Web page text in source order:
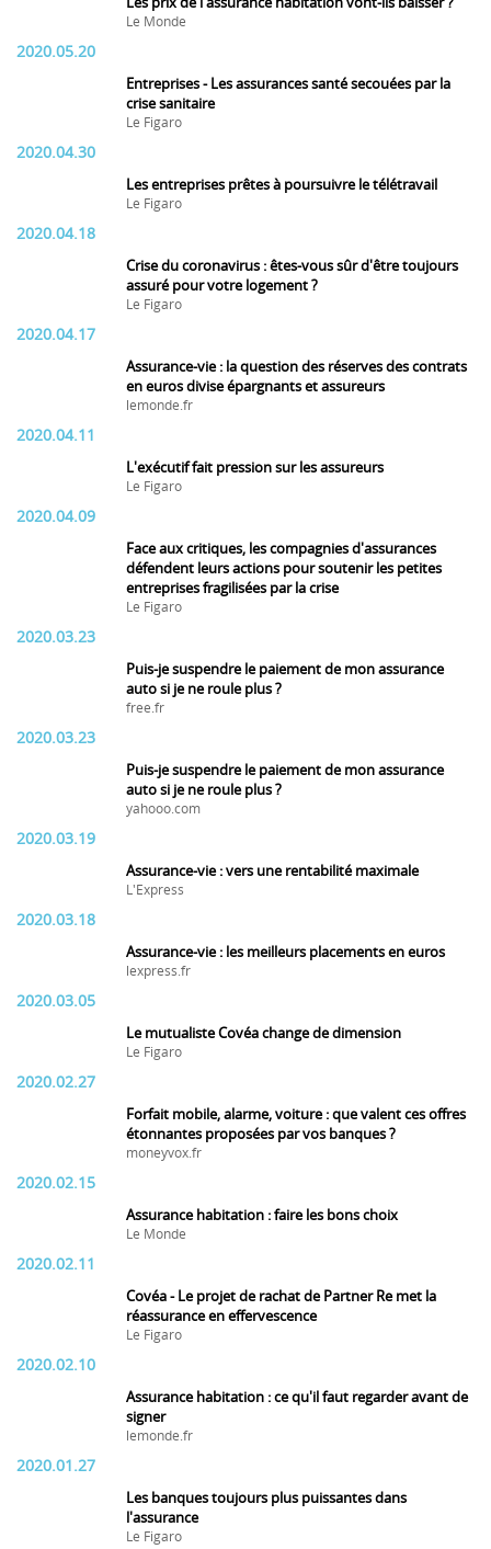
Le Monde
2020.05.20
Entreprises - Les assurances santé secouées par la
crise sanitaire
Le Figaro
2020.04.30
Les entreprises prêtes à poursuivre le télétravail
Le Figaro
2020.04.18
Crise du coronavirus : êtes-vous sûr d'être toujours
assuré pour votre logement ?
Le Figaro
2020.04.17
Assurance-vie : la question des réserves des contrats
en euros divise épargnants et assureurs
lemonde.fr
2020.04.11
L'exécutif fait pression sur les assureurs
Le Figaro
2020.04.09
Face aux critiques, les compagnies d'assurances
défendent leurs actions pour soutenir les petites
entreprises fragilisées par la crise
Le Figaro
2020.03.23
Puis-je suspendre le paiement de mon assurance
auto si je ne roule plus ?
free.fr
2020.03.23
Puis-je suspendre le paiement de mon assurance
auto si je ne roule plus ?
yahooo.com
2020.03.19
Assurance-vie : vers une rentabilité maximale
L'Express
2020.03.18
Assurance-vie : les meilleurs placements en euros
lexpress.fr
2020.03.05
Le mutualiste Covéa change de dimension
Le Figaro
2020.02.27
Forfait mobile, alarme, voiture : que valent ces offres
étonnantes proposées par vos banques ?
moneyvox.fr
2020.02.15
Assurance habitation : faire les bons choix
Le Monde
2020.02.11
Covéa - Le projet de rachat de Partner Re met la
réassurance en effervescence
Le Figaro
2020.02.10
Assurance habitation : ce qu'il faut regarder avant de
signer
lemonde.fr
2020.01.27
Les banques toujours plus puissantes dans
l'assurance
Le Figaro